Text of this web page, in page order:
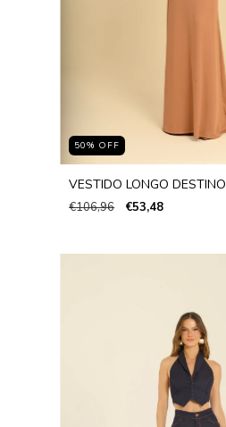
50% OFF
VESTIDO LONGO DESTINO
€106,96 €53,48